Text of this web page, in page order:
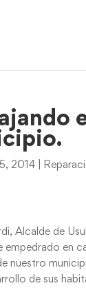
2014
Alcalde de
empedrado en
nuestro
de sus